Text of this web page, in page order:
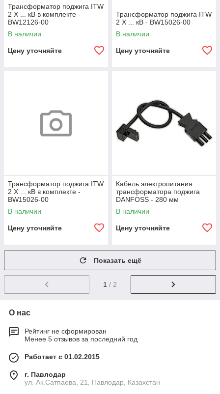
Трансформатор поджига ITW
2 X ... кВ в комплекте -
BW12126-00
В наличии
Цену уточняйте
Трансформатор поджига ITW
2 X ... кВ - BW15026-00
В наличии
Цену уточняйте
Трансформатор поджига ITW
2 X ... кВ в комплекте -
BW15026-00
В наличии
Цену уточняйте
Кабель электропитания
трансформатора поджига
DANFOSS - 280 мм
В наличии
Цену уточняйте
Показать ещё
1 / 2
О нас
Рейтинг не сформирован
Менее 5 отзывов за последний год
Работает с 01.02.2015
г. Павлодар
ул. Ак.Сатпаева, 21, Павлодар, Казахстан